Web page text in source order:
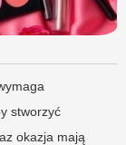
stworzyć
okazja mają